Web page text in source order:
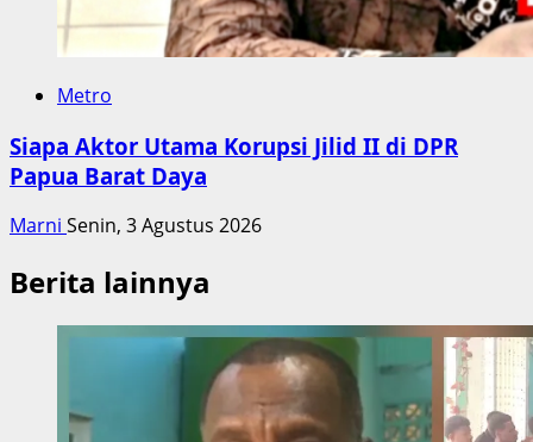
Metro
Siapa Aktor Utama Korupsi Jilid II di DPR
Papua Barat Daya
Marni Senin, 3 Agustus 2026
Berita lainnya